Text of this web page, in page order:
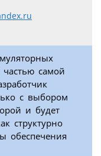
самой
с выбором
и будет
структурно
обеспечения